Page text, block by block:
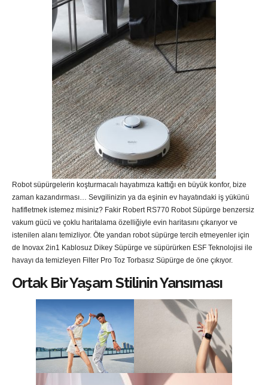
Robot süpürgelerin koşturmacalı hayatımıza kattığı en büyük konfor, bize
zaman kazandırması… Sevgilinizin ya da eşinin ev hayatındaki iş yükünü
hafifletmek istemez misiniz? Fakir Robert RS770 Robot Süpürge benzersiz
vakum gücü ve çoklu haritalama özelliğiyle evin haritasını çıkarıyor ve
istenilen alanı temizliyor. Öte yandan robot süpürge tercih etmeyenler için
de Inovax 2in1 Kablosuz Dikey Süpürge ve süpürürken ESF Teknolojisi ile
havayı da temizleyen Filter Pro Toz Torbasız Süpürge de öne çıkıyor.
Ortak Bir Yaşam Stilinin Yansıması